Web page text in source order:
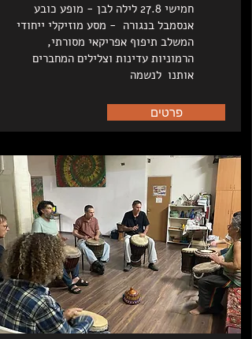
חמישי 27.8 לילה לבן - מופע כובע
אנסמבל בנגורה - מסע מוזיקלי ייחודי
המשלב תיפוף אפריקאי מסורתי,
הרמוניות עדינות וצלילים המחברים
אותנו לנשמה
פרטים